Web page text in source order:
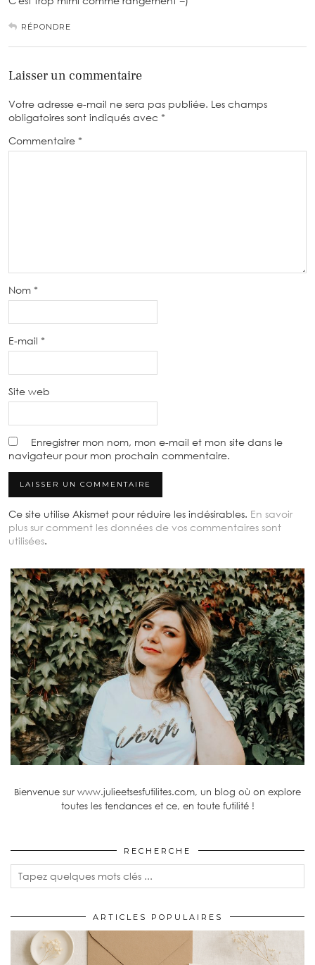
RÉPONDRE
Laisser un commentaire
Votre adresse e-mail ne sera pas publiée. Les champs
obligatoires sont indiqués avec *
Commentaire *
Nom *
E-mail *
Site web
Enregistrer mon nom, mon e-mail et mon site dans le
navigateur pour mon prochain commentaire.
Ce site utilise Akismet pour réduire les indésirables. En savoir
plus sur comment les données de vos commentaires sont
utilisées.
Bienvenue sur www.julieetsesfutilites.com, un blog où on explore
toutes les tendances et ce, en toute futilité !
RECHERCHE
ARTICLES POPULAIRES